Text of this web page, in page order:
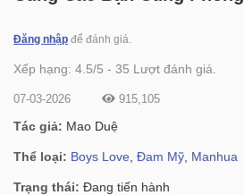
Đăng nhập để đánh giá.
Xếp hạng: 4.5/5 - 35 Lượt đánh giá.
07-03-2026 915,105
Tác giả: Mao Duệ
Thể loại: Boys Love Đam Mỹ Manhua
Trạng thái: Đang tiến hành